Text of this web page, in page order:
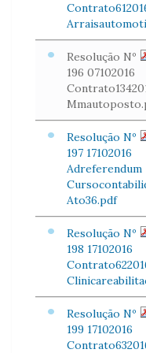
Resolução Nº
196 07102016
Resolução Nº
197 17102016
Adreferendum
Ato36.pdf
Resolução Nº
198 17102016
Resolução Nº
199 17102016